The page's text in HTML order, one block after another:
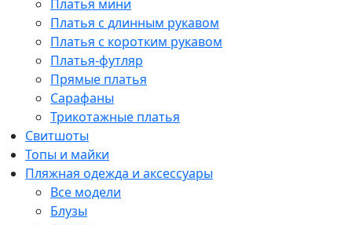
Платья мини
Платья с длинным рукавом
Платья с коротким рукавом
Платья-футляр
Прямые платья
Сарафаны
Трикотажные платья
Свитшоты
Топы и майки
Пляжная одежда и аксессуары
Все модели
Блузы